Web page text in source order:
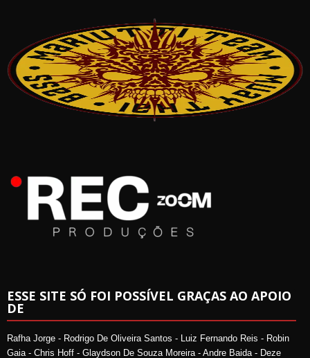
ESSE SITE SÓ FOI POSSÍVEL GRAÇAS AO APOIO
DE
Rafha Jorge - Rodrigo De Oliveira Santos - Luiz Fernando Reis - Robin
Gaia - Chris Hoff - Glaydson De Souza Moreira - Andre Baida - Deze